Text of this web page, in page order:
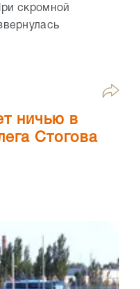
скромной
ничью в
Стогова